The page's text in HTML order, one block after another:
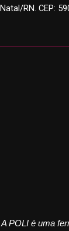
Natal/RN. CEP:
A POLI é uma